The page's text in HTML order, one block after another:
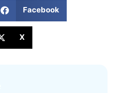
Facebook
X